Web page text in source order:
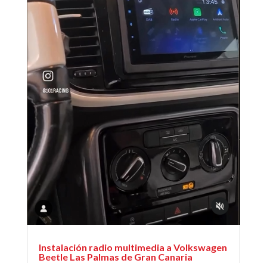
Instalación radio multimedia a Volkswagen
Beetle Las Palmas de Gran Canaria